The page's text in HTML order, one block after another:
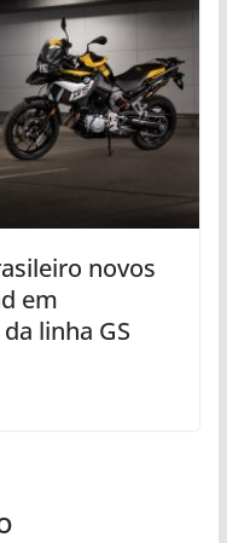
novos
em
linha GS